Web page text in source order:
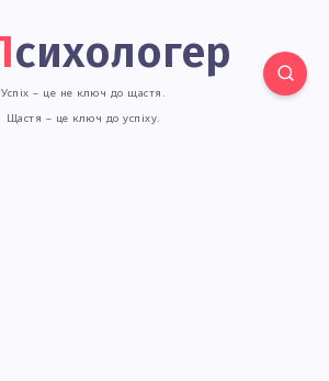
Психологер
Успіх – це не ключ до щастя.
Щастя – це ключ до успіху.